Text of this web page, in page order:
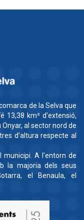
de la Selva que
13,38 km² d'extensió,
al sector nord de
d'altura respecte al
municipi. A l'entorn de
la majoria dels seus
el Benaula, el